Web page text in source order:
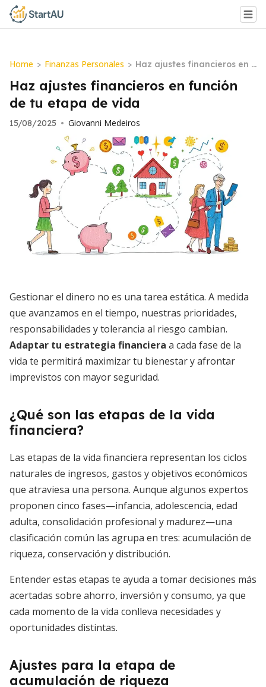
Home > Finanzas Personales > Haz ajustes financieros en f
unción de tu etapa de vida
Haz ajustes financieros en función
de tu etapa de vida
15/08/2025 • Giovanni Medeiros
Gestionar el dinero no es una tarea estática. A medida
que avanzamos en el tiempo, nuestras prioridades,
responsabilidades y tolerancia al riesgo cambian.
Adaptar tu estrategia financiera a cada fase de la
vida te permitirá maximizar tu bienestar y afrontar
imprevistos con mayor seguridad.
¿Qué son las etapas de la vida
financiera?
Las etapas de la vida financiera representan los ciclos
naturales de ingresos, gastos y objetivos económicos
que atraviesa una persona. Aunque algunos expertos
proponen cinco fases—infancia, adolescencia, edad
adulta, consolidación profesional y madurez—una
clasificación común las agrupa en tres: acumulación de
riqueza, conservación y distribución.
Entender estas etapas te ayuda a tomar decisiones más
acertadas sobre ahorro, inversión y consumo, ya que
cada momento de la vida conlleva necesidades y
oportunidades distintas.
Ajustes para la etapa de
acumulación de riqueza